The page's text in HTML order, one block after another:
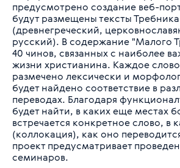
предусмотрено создание веб-
будут размещены тексты
(древнегреческий,
русский). В содержание "Малого
40 чинов, связанных с наиболее
жизни христианина. Каждое
размечено лексически и
будет найдено соответствие в
переводах. Благодаря
будет найти, в каких еще местах
встречается конкретное слово, в
(коллокация), как оно
проект предусматривает
семинаров.